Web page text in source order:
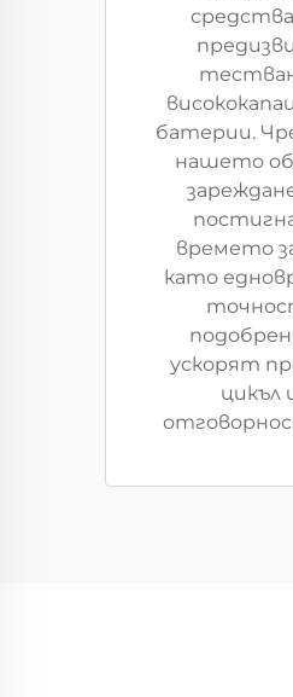
батерии.
нашето
времето
като
ускорят
цикъл